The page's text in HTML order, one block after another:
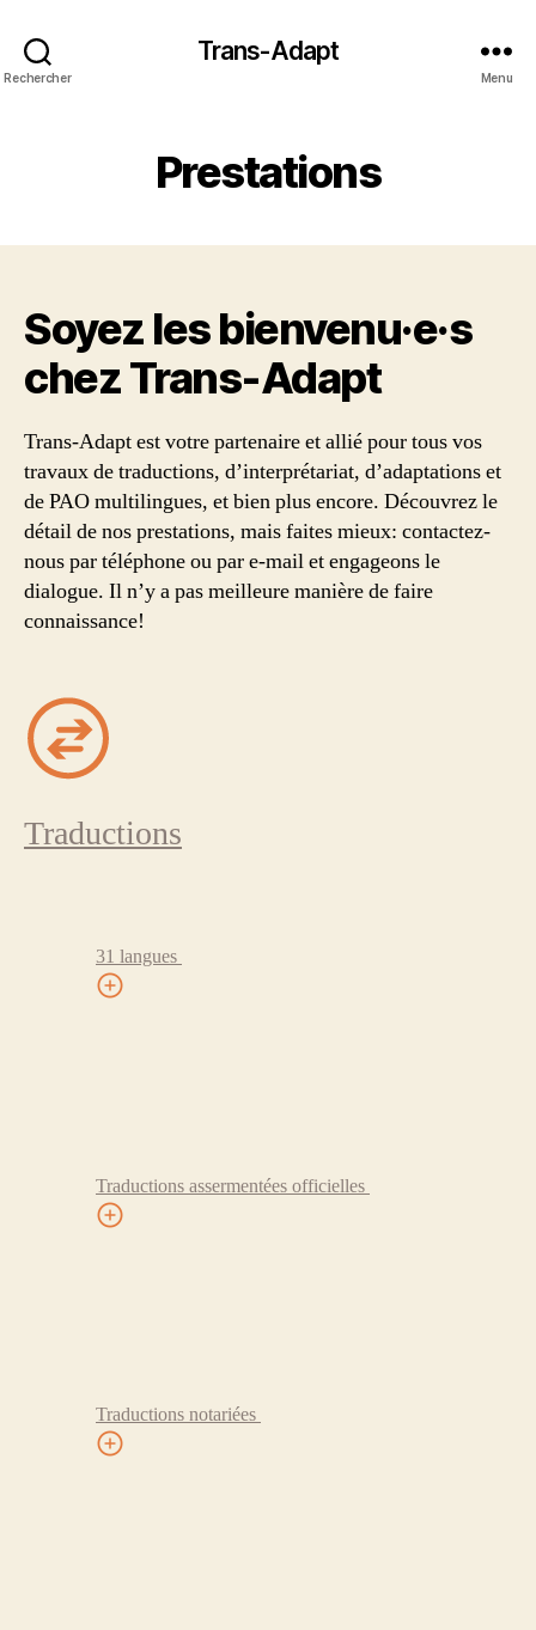
Rechercher
Trans-Adapt
Menu
Prestations
Soyez les bienvenu·e·s
chez Trans‑Adapt
Trans-Adapt est votre partenaire et allié pour tous vos
travaux de traductions, d’interprétariat, d’adaptations et
de PAO multilingues, et bien plus encore. Découvrez le
détail de nos prestations, mais faites mieux: contactez-
nous par téléphone ou par e-mail et engageons le
dialogue. Il n’y a pas meilleure manière de faire
connaissance!
Traductions
31 langues
Traductions assermentées officielles
Traductions notariées